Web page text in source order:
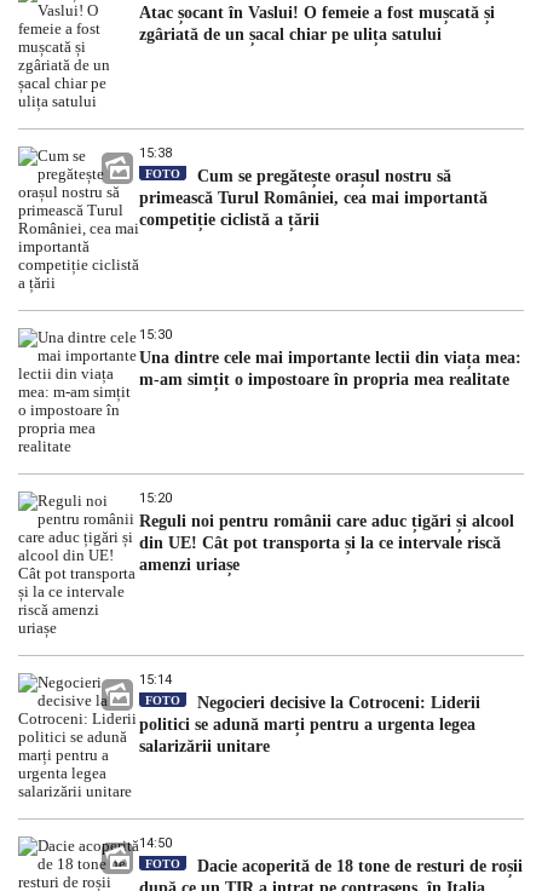
Atac șocant în Vaslui! O femeie a fost mușcată și
zgâriată de un șacal chiar pe ulița satului
15:38
FOTO
Cum se pregătește orașul nostru să
primească Turul României, cea mai importantă
competiție ciclistă a țării
15:30
Una dintre cele mai importante lectii din viața mea:
m-am simțit o impostoare în propria mea realitate
15:20
Reguli noi pentru românii care aduc țigări și alcool
din UE! Cât pot transporta și la ce intervale riscă
amenzi uriașe
15:14
FOTO
Negocieri decisive la Cotroceni: Liderii
politici se adună marți pentru a urgenta legea
salarizării unitare
14:50
FOTO
Dacie acoperită de 18 tone de resturi de roșii